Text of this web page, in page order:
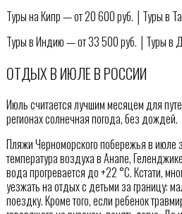
Туры на Кипр — от 20 600 руб. │Туры в
Туры в Индию — от 33 500 руб. │Туры в
ОТДЫХ В ИЮЛЕ В РОССИИ
Июль считается лучшим месяцем для
регионах солнечная погода, без дождей.
Пляжи Черноморского побережья в июле
температура воздуха в Анапе,
вода прогревается до +22 °C. Кстати,
уезжать на отдых с детьми за границу:
поездку. Кроме того, если ребенок